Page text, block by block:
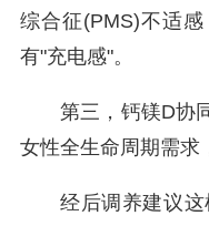
综合征(PMS)不适
有"充电感"。
第三，钙镁D协
女性全生命周期需求
经后调养建议